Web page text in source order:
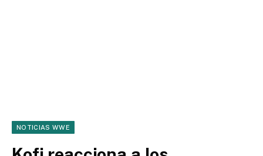
NOTICIAS WWE